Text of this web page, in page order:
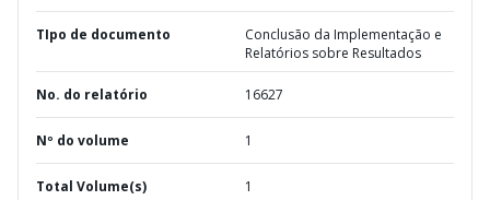
TIpo de documento
Conclusão da Implementação e
Relatórios sobre Resultados
No. do relatório 16627
Nº do volume 1
Total Volume(s) 1